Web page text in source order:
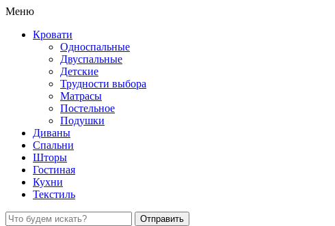
Меню
Кровати
Односпальные
Двуспальные
Детские
Трудности выбора
Матрасы
Постельное
Подушки
Диваны
Спальни
Шторы
Гостиная
Кухни
Текстиль